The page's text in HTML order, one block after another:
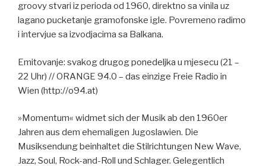
groovy stvari iz perioda od 1960, direktno sa vinila uz
lagano pucketanje gramofonske igle. Povremeno radimo
i intervjue sa izvodjacima sa Balkana.
Emitovanje: svakog drugog ponedeljka u mjesecu (21 –
22 Uhr) // ORANGE 94.0 – das einzige Freie Radio in
Wien (http://o94.at)
»Momentum« widmet sich der Musik ab den 1960er
Jahren aus dem ehemaligen Jugoslawien. Die
Musiksendung beinhaltet die Stilrichtungen New Wave,
Jazz, Soul, Rock-and-Roll und Schlager. Gelegentlich